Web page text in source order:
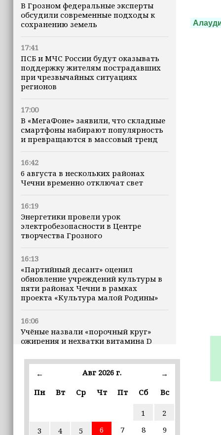
В Грозном федеральные эксперты
обсудили современные подходы к
сохранению земель
17:41
ПСБ и МЧС России будут оказывать
поддержку жителям пострадавших
при чрезвычайных ситуациях
регионов
17:00
В «МегаФоне» заявили, что складные
смартфоны набирают популярность
и превращаются в массовый тренд
16:42
6 августа в нескольких районах
Чечни временно отключат свет
16:19
Энергетики провели урок
электробезопасности в Центре
творчества Грозного
16:13
«Партийный десант» оценил
обновление учреждений культуры в
пяти районах Чечни в рамках
проекта «Культура малой Родины»
16:06
Учёные назвали «порочный круг»
ожирения и нехватки витамина D
16:00
В Чеченской Республике начинается
избирательные комиссии
← Авг 2026 г.
→
Пн
Вт Ср Чт Пт Сб Вс
1
2
3
4 5 6 7 8
9